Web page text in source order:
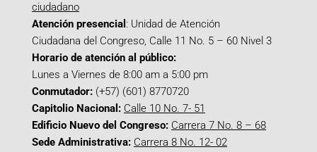
ciudadano
Atención presencial : Unidad de Atención
Ciudadana del Congreso, Calle 11 No. 5 – 60 Nivel 3
Horario de atención al público:
Lunes a Viernes de 8:00 am a 5:00 pm
Conmutador: (+57) (601) 8770720
Capitolio Nacional: Calle 10 No. 7- 51
Edificio Nuevo del Congreso: Carrera 7 No. 8 – 68
Sede Administrativa: Carrera 8 No. 12- 02